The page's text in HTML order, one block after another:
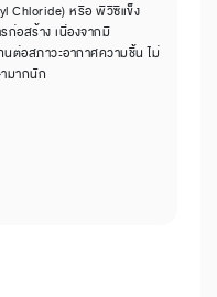
Chloride) หรือ พีวีซีแข็ง
ก่อสร้าง เนื่องจากมี
ต่อสภาวะอากาศความชื้น ไม่
มากนัก